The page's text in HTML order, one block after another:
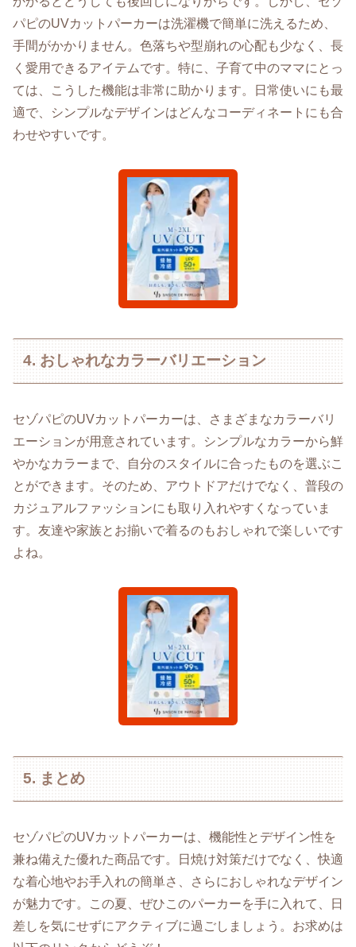
パピのUVカットパーカーは洗濯機で簡単に洗えるため、
手間がかかりません。色落ちや型崩れの心配も少なく、長
く愛用できるアイテムです。特に、子育て中のママにとっ
ては、こうした機能は非常に助かります。日常使いにも最
適で、シンプルなデザインはどんなコーディネートにも合
わせやすいです。
4. おしゃれなカラーバリエーション
セゾパピのUVカットパーカーは、さまざまなカラーバリ
エーションが用意されています。シンプルなカラーから鮮
やかなカラーまで、自分のスタイルに合ったものを選ぶこ
とができます。そのため、アウトドアだけでなく、普段の
カジュアルファッションにも取り入れやすくなっていま
す。友達や家族とお揃いで着るのもおしゃれで楽しいです
よね。
5. まとめ
セゾパピのUVカットパーカーは、機能性とデザイン性を
兼ね備えた優れた商品です。日焼け対策だけでなく、快適
な着心地やお手入れの簡単さ、さらにおしゃれなデザイン
が魅力です。この夏、ぜひこのパーカーを手に入れて、日
差しを気にせずにアクティブに過ごしましょう。お求めは